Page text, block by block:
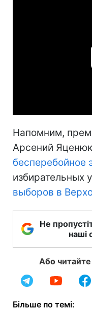
Напомним,
Арсений Яценюк
бесперебойное
избирательных
выборов в
Не
наші
Або
Більше по темі: